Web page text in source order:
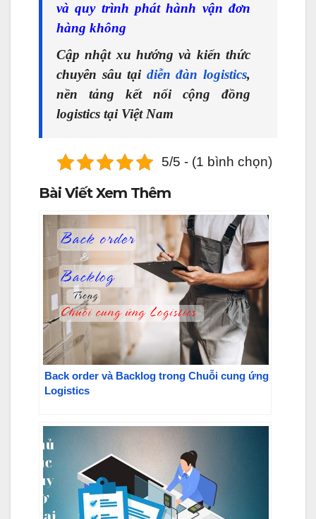
và quy trình phát hành vận đơn
hàng không
Cập nhật xu hướng và kiến thức
chuyên sâu tại diễn đàn logistics,
nền tảng kết nối cộng đồng
logistics tại Việt Nam
5/5 - (1 bình chọn)
Bài Viết Xem Thêm
Back order và Backlog trong Chuỗi cung ứng
Logistics